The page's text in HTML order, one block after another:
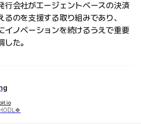
行会社がエージェントベースの決済
のを支援する取り組みであり、
イノベーションを続けるうえで重要
た。